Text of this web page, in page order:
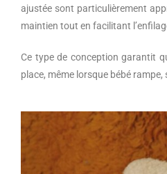
ajustée sont particulièrement
maintien tout en facilitant
Ce type de conception garantit
place, même lorsque bébé rampe,